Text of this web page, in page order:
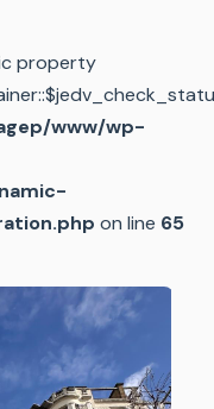
property
www/wp-
on line 65